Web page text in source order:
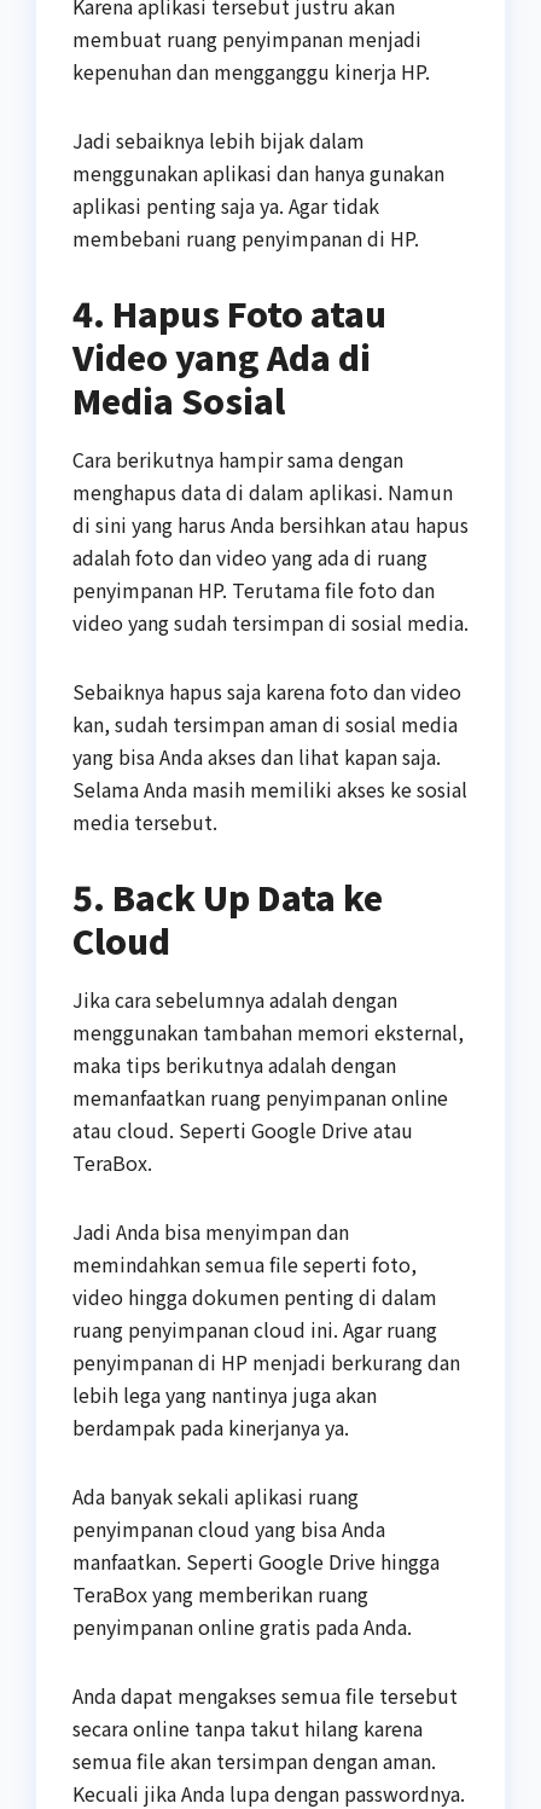
Karena aplikasi tersebut justru akan
membuat ruang penyimpanan menjadi
kepenuhan dan mengganggu kinerja HP.
Jadi sebaiknya lebih bijak dalam
menggunakan aplikasi dan hanya gunakan
aplikasi penting saja ya. Agar tidak
membebani ruang penyimpanan di HP.
4. Hapus Foto atau
Video yang Ada di
Media Sosial
Cara berikutnya hampir sama dengan
menghapus data di dalam aplikasi. Namun
di sini yang harus Anda bersihkan atau hapus
adalah foto dan video yang ada di ruang
penyimpanan HP. Terutama file foto dan
video yang sudah tersimpan di sosial media.
Sebaiknya hapus saja karena foto dan video
kan, sudah tersimpan aman di sosial media
yang bisa Anda akses dan lihat kapan saja.
Selama Anda masih memiliki akses ke sosial
media tersebut.
5. Back Up Data ke
Cloud
Jika cara sebelumnya adalah dengan
menggunakan tambahan memori eksternal,
maka tips berikutnya adalah dengan
memanfaatkan ruang penyimpanan online
atau cloud. Seperti Google Drive atau
TeraBox.
Jadi Anda bisa menyimpan dan
memindahkan semua file seperti foto,
video hingga dokumen penting di dalam
ruang penyimpanan cloud ini. Agar ruang
penyimpanan di HP menjadi berkurang dan
lebih lega yang nantinya juga akan
berdampak pada kinerjanya ya.
Ada banyak sekali aplikasi ruang
penyimpanan cloud yang bisa Anda
manfaatkan. Seperti Google Drive hingga
TeraBox yang memberikan ruang
penyimpanan online gratis pada Anda.
Anda dapat mengakses semua file tersebut
secara online tanpa takut hilang karena
semua file akan tersimpan dengan aman.
Kecuali jika Anda lupa dengan passwordnya.